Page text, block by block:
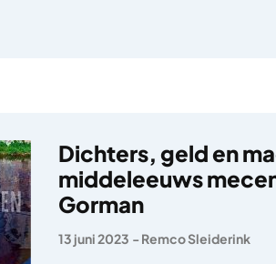
Dichters, geld en
middeleeuws
Gorman
13 juni 2023 -Remco Sleiderink